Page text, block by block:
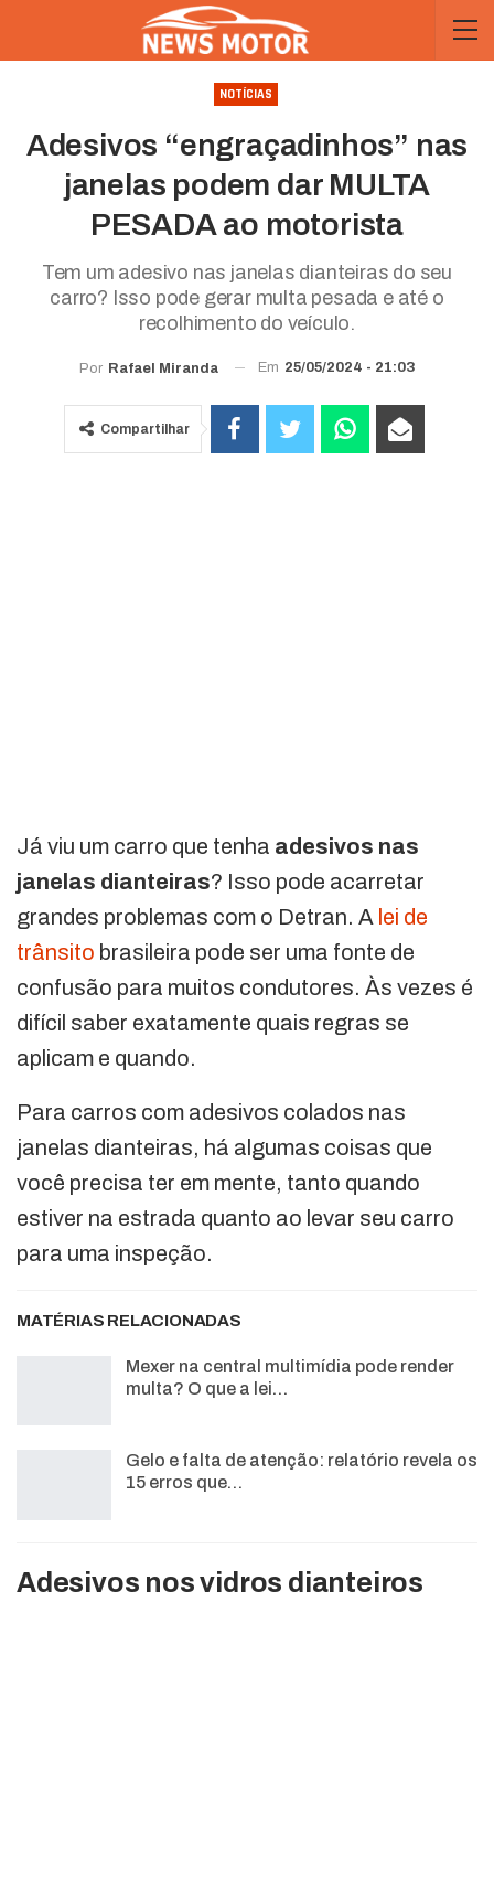
NOTÍCIAS
Adesivos “engraçadinhos” nas
janelas podem dar MULTA
PESADA ao motorista
Tem um adesivo nas janelas dianteiras do seu
carro? Isso pode gerar multa pesada e até o
recolhimento do veículo.
Por Rafael Miranda Em 25/05/2024 - 21:03
Compartilhar
Já viu um carro que tenha adesivos nas
janelas dianteiras? Isso pode acarretar
grandes problemas com o Detran. A lei de
trânsito brasileira pode ser uma fonte de
confusão para muitos condutores. Às vezes é
difícil saber exatamente quais regras se
aplicam e quando.
Para carros com adesivos colados nas
janelas dianteiras, há algumas coisas que
você precisa ter em mente, tanto quando
estiver na estrada quanto ao levar seu carro
para uma inspeção.
MATÉRIAS RELACIONADAS
Mexer na central multimídia pode render
multa? O que a lei…
Gelo e falta de atenção: relatório revela os
15 erros que…
Adesivos nos vidros dianteiros